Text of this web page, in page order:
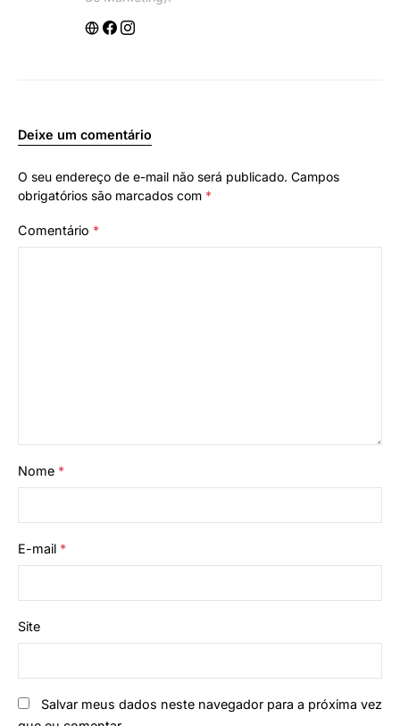
Deixe um comentário
O seu endereço de e-mail não será publicado. Campos
obrigatórios são marcados com *
Comentário *
Nome *
E-mail *
Site
Salvar meus dados neste navegador para a próxima vez